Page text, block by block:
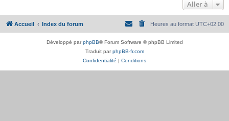
Aller à
Accueil Index du forum Heures au format UTC+02:00
Développé parphpBB® Forum Software © phpBB Limited
Traduit parphpBB-fr.com
Confidentialité | Conditions